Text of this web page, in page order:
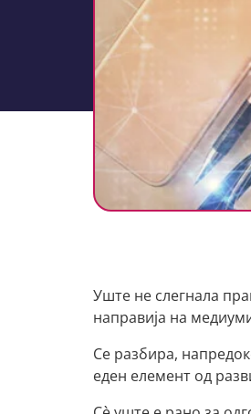
Уште не слегнала
направија на
Се разбира,
еден елемент од